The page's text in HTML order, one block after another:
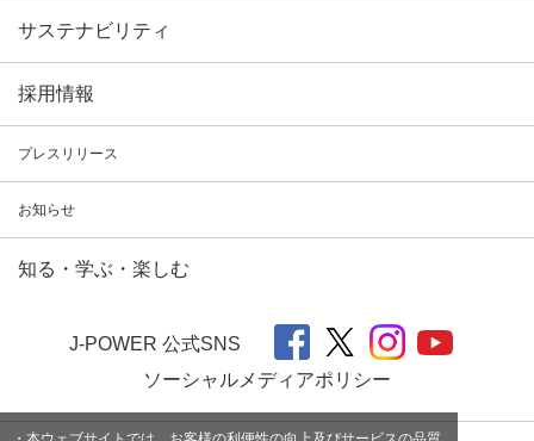
サステナビリティ
採用情報
プレスリリース
お知らせ
知る・学ぶ・楽しむ
J-POWER 公式SNS
ソーシャルメディアポリシー